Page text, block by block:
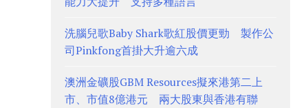
洗腦兒歌Baby Shark歌紅股價更勁 製作公
司Pinkfong首掛大升逾六成
澳洲金礦股GBM Resources擬來港第二上
市、市值8億港元 兩大股東與香港有聯